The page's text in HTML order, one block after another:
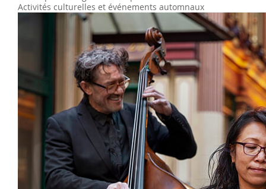
Activités culturelles et événements automnaux